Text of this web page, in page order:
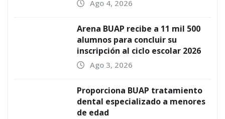
Ago 4, 2026
Arena BUAP recibe a 11 mil 500
alumnos para concluir su
inscripción al ciclo escolar 2026
Ago 3, 2026
Proporciona BUAP tratamiento
dental especializado a menores
de edad